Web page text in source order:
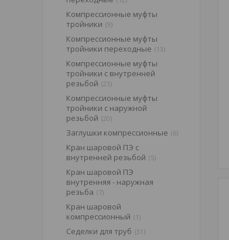
Компрессионные муфты
тройники 9
Компрессионные муфты
тройники переходные
13
Компрессионные муфты
тройники с внутренней
резьбой 23
Компрессионные муфты
тройники с наружной
резьбой 20
Заглушки компрессионные 6
Кран шаровой ПЭ с
внутренней резьбой
5
Кран шаровой ПЭ
внутренняя - наружная
резьба
7
Кран шаровой
компрессионный
1
Седелки для труб 31